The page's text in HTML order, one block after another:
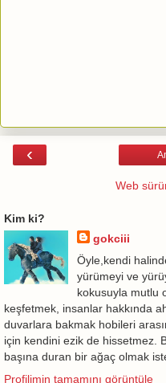
‹
Web
Kim ki?
gokciii
Öyle,kendi
yürümeyi ve
kokusuyla mutlu
keşfetmek, insanlar hakkında
duvarlara bakmak hobileri
için kendini ezik de hissetmez.
başına duran bir ağaç olmak
Profilimin tamamını görüntüle